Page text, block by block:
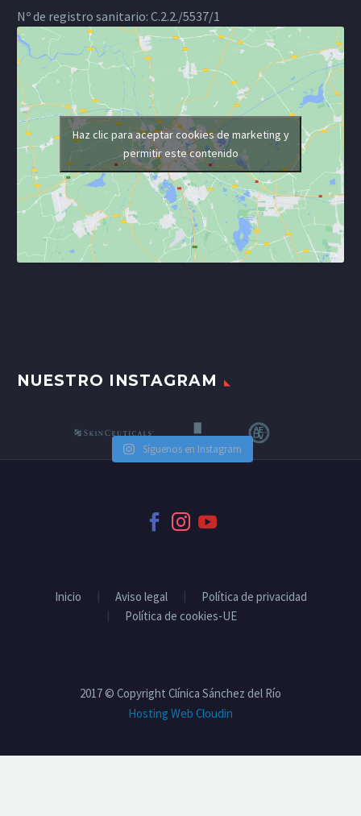
Nº de registro sanitario: C.2.2./5537/1
Haz clic para aceptar cookies de marketing y
permitir este contenido
NUESTRO INSTAGRAM
Síguenos en Instagram
Inicio Aviso legal
Política de privacidad
Política de cookies-UE
2017 © Copyright Clínica Sánchez del Río
Hosting Web Cloudin